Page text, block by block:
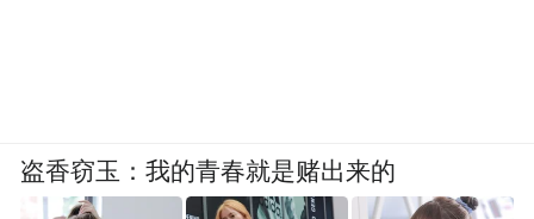
盗香窃玉：我的青春就是赌出来的